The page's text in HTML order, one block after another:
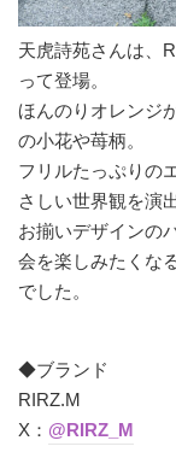
天虎詩苑さんは、
って登場。
ほんのりオレンジ
の小花や苺柄。
フリルたっぷりの
さしい世界観を演
お揃いデザインの
会を楽しみたくな
でした。
◆ブランド
RIRZ.M
X： @RIRZ_M